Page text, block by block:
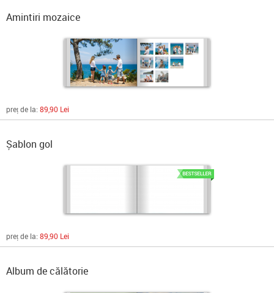
Amintiri mozaice
preț de la: 89,90 Lei
Șablon gol
preț de la: 89,90 Lei
Album de călătorie